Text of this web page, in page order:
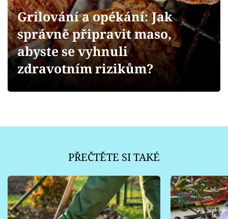
Přihlášení
Sledujte nás
Grilování a opékání: Jak
správně připravit maso,
abyste se vyhnuli
zdravotním rizikům?
PŘEČTĚTE SI TAKÉ